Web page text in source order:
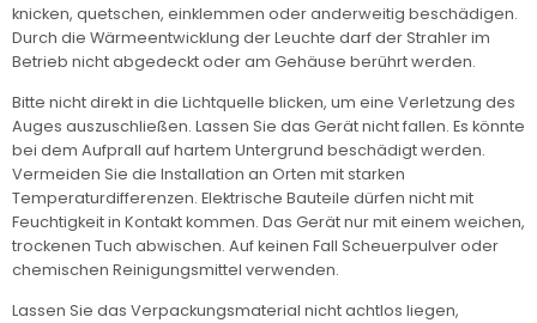
knicken, quetschen, einklemmen oder anderweitig beschädigen.
Durch die Wärmeentwicklung der Leuchte darf der Strahler im
Betrieb nicht abgedeckt oder am Gehäuse berührt werden.
Bitte nicht direkt in die Lichtquelle blicken, um eine Verletzung des
Auges auszuschließen. Lassen Sie das Gerät nicht fallen. Es könnte
bei dem Aufprall auf hartem Untergrund beschädigt werden.
Vermeiden Sie die Installation an Orten mit starken
Temperaturdifferenzen. Elektrische Bauteile dürfen nicht mit
Feuchtigkeit in Kontakt kommen. Das Gerät nur mit einem weichen,
trockenen Tuch abwischen. Auf keinen Fall Scheuerpulver oder
chemischen Reinigungsmittel verwenden.
Lassen Sie das Verpackungsmaterial nicht achtlos liegen,